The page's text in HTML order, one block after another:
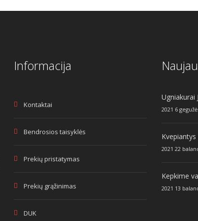
Informacija
Kontaktai
Bendrosios taisyklės
Prekių pristatymas
Prekių grąžinimas
DUK
Ugniakurai
2021 6
Kvepiantys
2021 22
Kepkime
2021 13